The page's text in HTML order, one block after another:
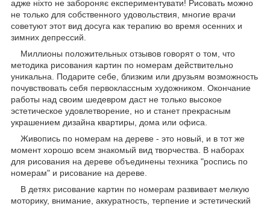
адже ніхто не забороняє експериментувати! Рисовать можно
не только для собственного удовольствия, многие врачи
советуют этот вид досуга как терапию во время осенних и
зимних депрессий.
Миллионы положительных отзывов говорят о том, что
методика рисования картин по номерам действительно
уникальна. Подарите себе, близким или друзьям возможность
почувствовать себя первоклассным художником. Окончание
работы над своим шедевром даст не только высокое
эстетическое удовлетворение, но и станет прекрасным
украшением дизайна квартиры, дома или офиса.
Живопись по номерам на дереве - это новый, и в тот же
момент хорошо всем знакомый вид творчества. В наборах
для рисования на дереве объединены техника "роспись по
номерам" и рисование на дереве.
В детях рисование картин по номерам развивает мелкую
моторику, внимание, аккуратность, терпение и эстетический